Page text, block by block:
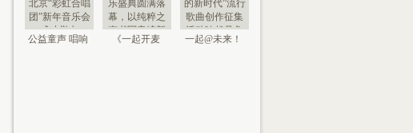
公益童声 唱响
《一起开麦
一起@未来！